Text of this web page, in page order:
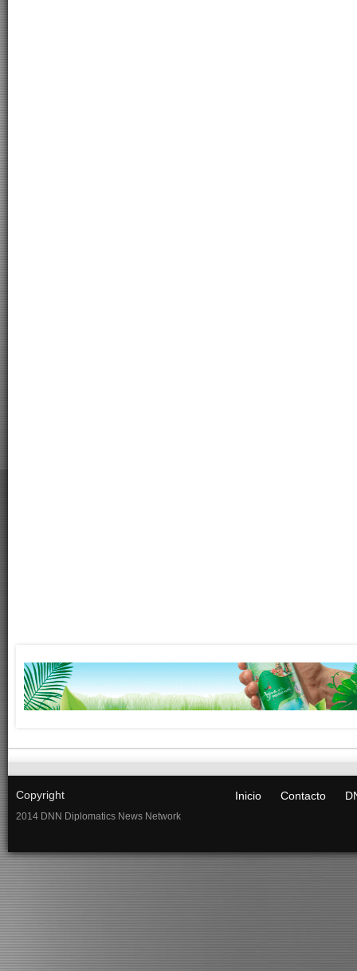
Copyright
2014 DNN Diplomatics News Network
Inicio Contacto